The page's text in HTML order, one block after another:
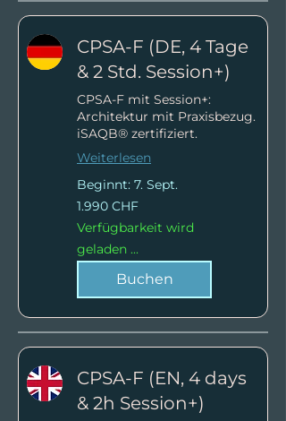
CPSA-F (DE, 4 Tage
& 2 Std. Session+)
CPSA-F mit Session+:
Architektur mit Praxisbezug.
iSAQB® zertifiziert.
Weiterlesen
Beginnt: 7. Sept.
1.990
Schweizer
Franken
1.990 CHF
Verfügbarkeit wird
geladen ...
Buchen
CPSA-F (EN, 4 days
& 2h Session+)